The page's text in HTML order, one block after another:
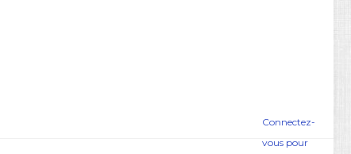
Connectez-
vous pour